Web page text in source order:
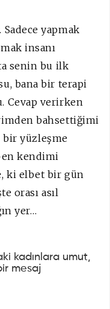
Sadece yapmak
insanı
senin bu ilk
bana bir terapi
Cevap verirken
bahsettiğimi
bir yüzleşme
kendimi
ki elbet bir gün
orası asıl
yer…
kadınlara umut,
mesaj